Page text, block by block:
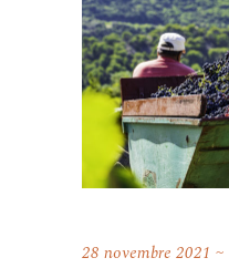
28 novembre 2021